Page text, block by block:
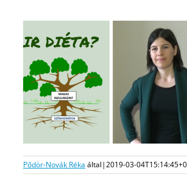
Pődör-Novák Réka által|2019-03-